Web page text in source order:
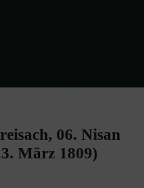
06. Nisan
März 1809)